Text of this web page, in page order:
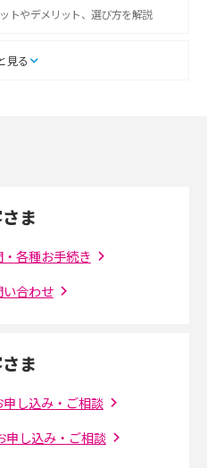
トやデメリット、選び方を解説
使い方をわかりやすく解説
の特徴や選び方を紹介
順は？設備状況の確認方法も解説
く解説！事前に準備すべきものも紹
や接続方法を解説
・デメリット、中継機との違いを解
見る
ま
各種お手続き
合わせ
ま
し込み・ご相談
し込み・ご相談